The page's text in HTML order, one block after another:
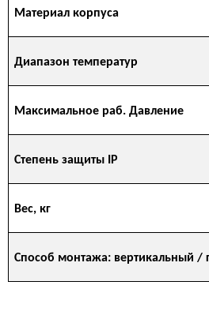
Материал корпуса
Диапазон температур
Максимальное раб. Давление
Степень защиты IP
Вес, кг
Способ монтажа: вертикальный /